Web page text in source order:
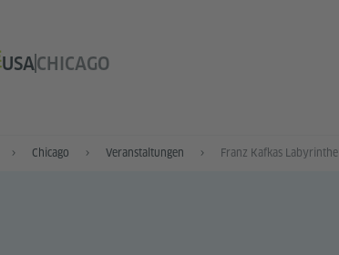
USACHICAGO
Chicago Veranstaltungen Franz Kafkas Labyrinthe